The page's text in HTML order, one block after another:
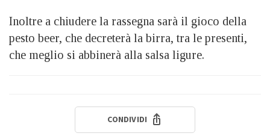
Inoltre a chiudere la rassegna sarà il gioco della
pesto beer, che decreterà la birra, tra le presenti,
che meglio si abbinerà alla salsa ligure.
CONDIVIDI